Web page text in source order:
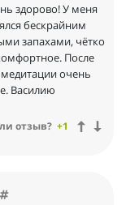
здорово! У меня
бескрайним
запахами, чётко
После
очень
Василию
отзыв? +1